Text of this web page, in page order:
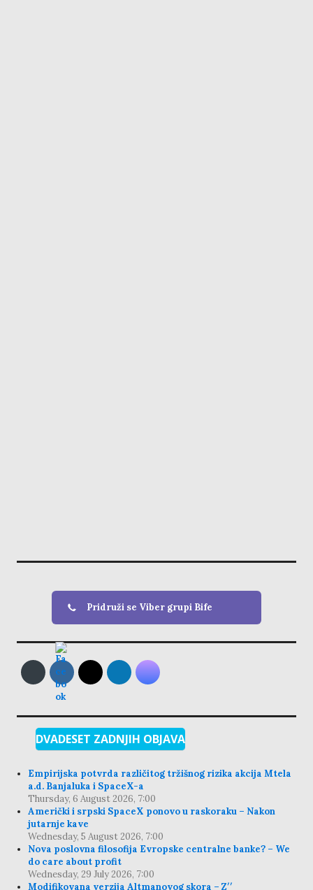
Pridruži se Viber grupi Bife
DVADESET ZADNJIH OBJAVA
Empirijska potvrda različitog tržišnog rizika akcija Mtela
a.d. Banjaluka i SpaceX-a
Thursday, 6 August 2026, 7:00
Američki i srpski SpaceX ponovo u raskoraku – Nakon
jutarnje kave
Wednesday, 5 August 2026, 7:00
Nova poslovna filosofija Evropske centralne banke? – We
do care about profit
Wednesday, 29 July 2026, 7:00
Modifikovana verzija Altmanovog skora – Z′′